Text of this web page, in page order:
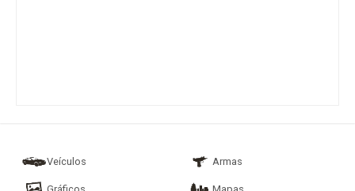
Veículos Armas
Gráficos Mapas